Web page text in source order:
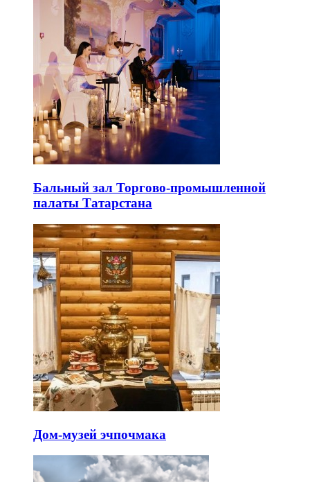
Бальный зал Торгово-промышленной
палаты Татарстана
Дом-музей эчпочмака